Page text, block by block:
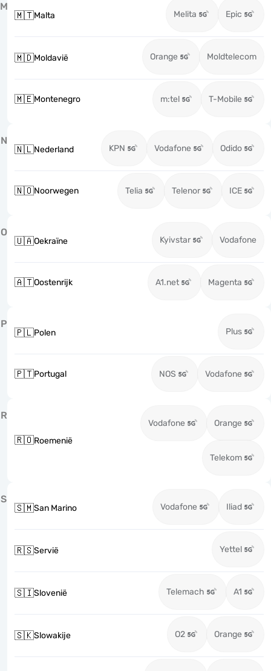
M
🇲🇹Malta Melita Epic
🇲🇩Moldavië Orange Moldtelecom
🇲🇪Montenegro m:tel T-Mobile
N
🇳🇱Nederland KPN Vodafone Odido
🇳🇴Noorwegen Telia Telenor ICE
O
🇺🇦Oekraïne Kyivstar Vodafone
🇦🇹Oostenrijk A1.net Magenta
P
🇵🇱Polen Plus
🇵🇹Portugal NOS Vodafone
R
🇷🇴Roemenië
Vodafone Orange
Telekom
S
🇸🇲San Marino Vodafone Iliad
🇷🇸Servië Yettel
🇸🇮Slovenië Telemach A1
🇸🇰Slowakije O2 Orange